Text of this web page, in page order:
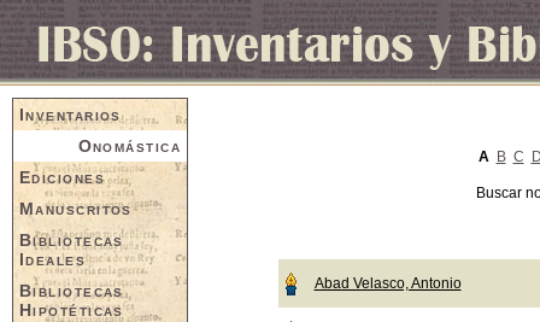
Inventarios
Onomástica
Ediciones
Manuscritos
Bibliotecas
Ideales
Bibliotecas
Hipotéticas
A B C
Buscar
Abad Velasco, Antonio